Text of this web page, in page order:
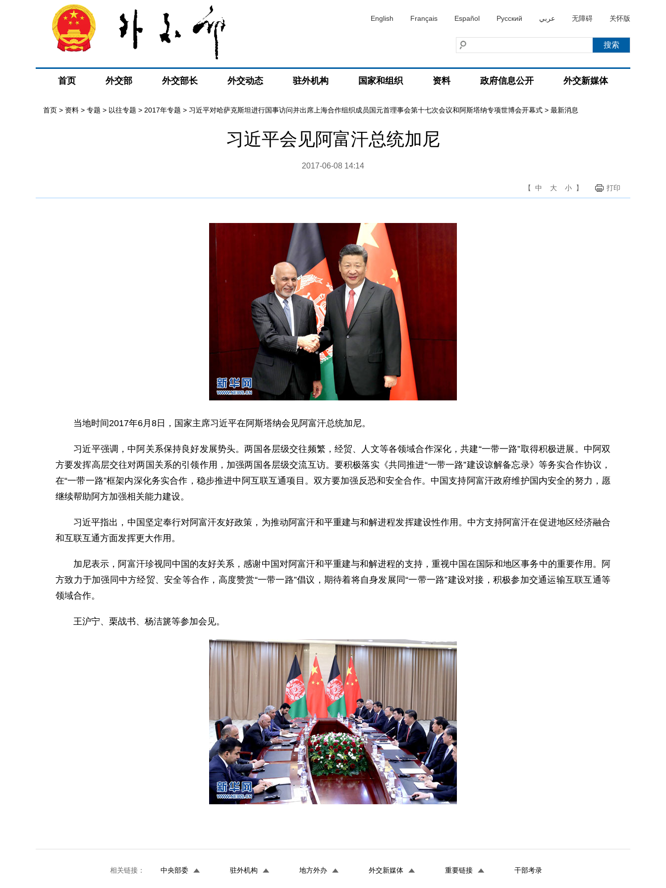
English Français Español Русский عربي 无障碍 关怀版
首页 外交部 外交部长 外交动态 驻外机构 国家和组织 资料 政府信息公开 外交新媒体
首页 > 资料 > 专题 > 以往专题 > 2017年专题 > 习近平对哈萨克斯坦进行国事访问并出席上海合作组织成员国元首理事会第十七次会议和阿斯塔纳专项世博会开幕式 > 最新消息
习近平会见阿富汗总统加尼
2017-06-08 14:14
【 中 大 小 】 打印
当地时间2017年6月8日，国家主席习近平在阿斯塔纳会见阿富汗总统加尼。
习近平强调，中阿关系保持良好发展势头。两国各层级交往频繁，经贸、人文等各领域合作深化，共建“一带一路”取得积极进展。中阿双
方要发挥高层交往对两国关系的引领作用，加强两国各层级交流互访。要积极落实《共同推进“一带一路”建设谅解备忘录》等务实合作协议，
在“一带一路”框架内深化务实合作，稳步推进中阿互联互通项目。双方要加强反恐和安全合作。中国支持阿富汗政府维护国内安全的努力，愿
继续帮助阿方加强相关能力建设。
习近平指出，中国坚定奉行对阿富汗友好政策，为推动阿富汗和平重建与和解进程发挥建设性作用。中方支持阿富汗在促进地区经济融合
和互联互通方面发挥更大作用。
加尼表示，阿富汗珍视同中国的友好关系，感谢中国对阿富汗和平重建与和解进程的支持，重视中国在国际和地区事务中的重要作用。阿
方致力于加强同中方经贸、安全等合作，高度赞赏“一带一路”倡议，期待着将自身发展同“一带一路”建设对接，积极参加交通运输互联互通等
领域合作。
王沪宁、栗战书、杨洁篪等参加会见。
相关链接： 中央部委 驻外机构 地方外办 外交新媒体 重要链接 干部考录